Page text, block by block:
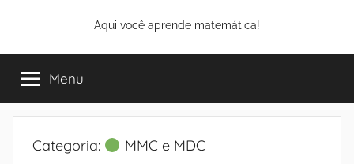
o
conteúdo
Aqui você aprende matemática!
Menu
Categoria: MMC e MDC